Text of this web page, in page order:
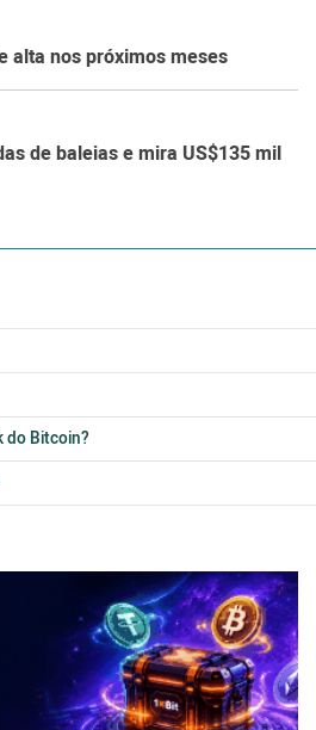
alta nos próximos meses
de baleias e mira US$135 mil
do Bitcoin?